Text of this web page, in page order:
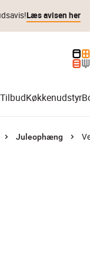
Læs avisen her
TilbudKøkkenudstyr
Juleophæng